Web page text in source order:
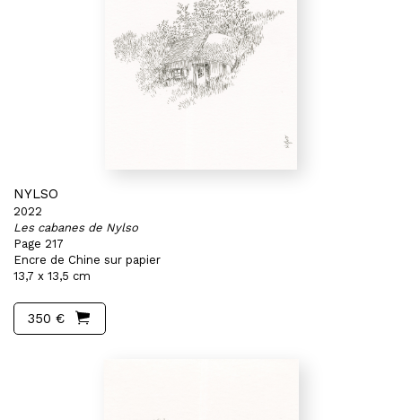
NYLSO
2022
Les cabanes de Nylso
Page 217
Encre de Chine sur papier
13,7 x 13,5 cm
350 €